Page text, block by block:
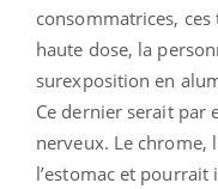
consommatrices, ces
haute dose, la
surexposition en
Ce dernier serait par
nerveux. Le
l’estomac et